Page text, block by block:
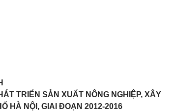
TRIỂN SẢN XUẤT NÔNG NGHIỆP, XÂY
HÀ NỘI, GIAI ĐOẠN 2012-2016